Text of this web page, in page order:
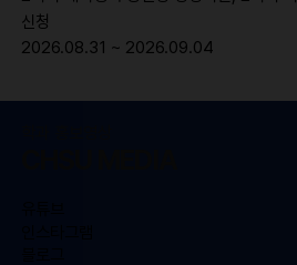
신청
2026.08.31 ~ 2026.09.04